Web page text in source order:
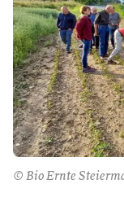
© Bio Ernte